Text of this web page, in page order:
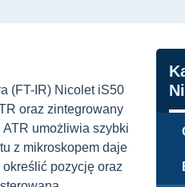
(FT-IR) Nicolet iS50
oraz zintegrowany
umożliwia szybki
z mikroskopem daje
pozycję oraz